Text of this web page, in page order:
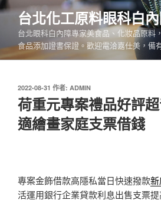
跳
要
內
台北化工原料眼科白
台北眼科白內障專家美食品、化妝品原料
食品添加證書保證。歡迎電洽嘉仕美，備
發
佈
於
2022-08-31 作者: ADMIN
荷重元專案禮品好評
適繪畫家庭支票借錢
專案金飾借款高隱私當日快速撥款
活運用銀行企業貸款利息出售支票